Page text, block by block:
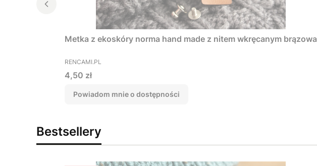
Metka z ekoskóry norma hand made z nitem wkręcanym brązowa
PRODUCENT
RENCAMI.PL
Cena
4,50 zł
Powiadom mnie o dostępności
Bestsellery